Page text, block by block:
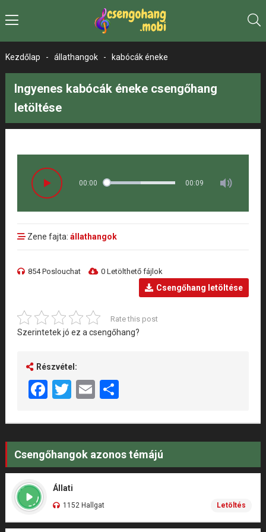
Kezdőlap - állathangok - kabócák éneke
Ingyenes kabócák éneke csengőhang
letöltése
00:00 00:09
Zene fajta: állathangok
854 Poslouchat 0 Letölthető fájlok
Csengőhang letöltése
Rate this post
Szerintetek jó ez a csengőhang?
Részvétel:
Facebook
Twitter
EmailShare
Csengőhangok azonos témájú
Állati
1152 Hallgat Letöltés